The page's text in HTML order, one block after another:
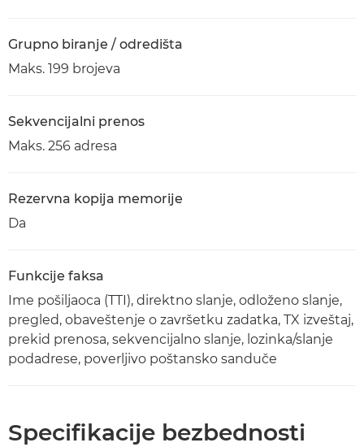
Grupno biranje / odredišta
Maks. 199 brojeva
Sekvencijalni prenos
Maks. 256 adresa
Rezervna kopija memorije
Da
Funkcije faksa
Ime pošiljaoca (TTI), direktno slanje, odloženo slanje,
pregled, obaveštenje o završetku zadatka, TX izveštaj,
prekid prenosa, sekvencijalno slanje, lozinka/slanje
podadrese, poverljivo poštansko sanduče
Specifikacije bezbednosti